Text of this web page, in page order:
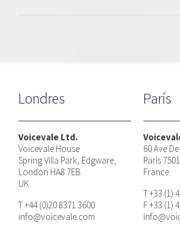
Londres
Voicevale Ltd.
Voicevale House
Spring Villa Park, Edgware,
London HA8 7EB
UK
T +44 (0)20 8371 3600
info@voicevale.com
París
60 Ave
Paris
France
T +33 (1)
F +33 (1)